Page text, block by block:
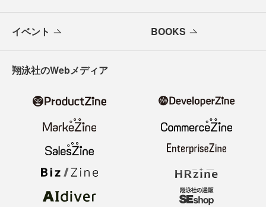
イベント BOOKS
翔泳社のWebメディア